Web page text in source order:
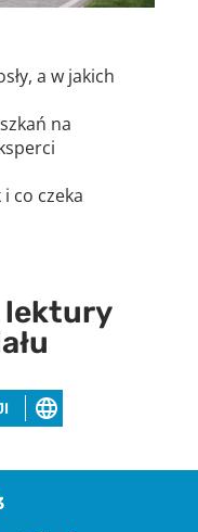
a w jakich
na
co czeka
lektury